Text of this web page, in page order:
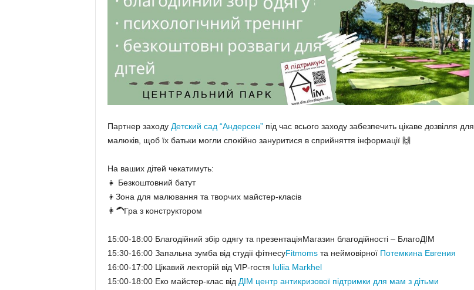
Партнер заходу Детский сад “Андерсен”під час всього заходу забезпечить цікаве дозвілля для
малюків, щоб їх батьки могли спокійно зануритися в сприйняття інформації 🙌
На ваших дітей чекатимуть:
👧 Безкоштовний батут
👦 Зона для малювання та творчих майстер-класів
👩‍🦱Гра з конструктором
15:00-18:00 Благодійний збір одягу та презентаціяМагазин благодійності – БлагоДІМ
15:30-16:00 Запальна зумба від студії фітнесуFitmomsта неймовірної Потемкина Евгения
16:00-17:00 Цікавий лекторій від VIP-гостя Iuliia Markhel
15:00-18:00 Еко майстер-клас від ДІМ центр антикризової підтримки для мам з дітьми